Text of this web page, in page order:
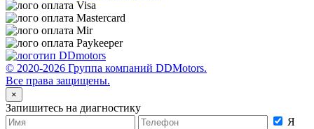
© 2020-2026 Группа компаний DDMotors.
Все права защищены.
×
Запишитесь на диагностику
Я